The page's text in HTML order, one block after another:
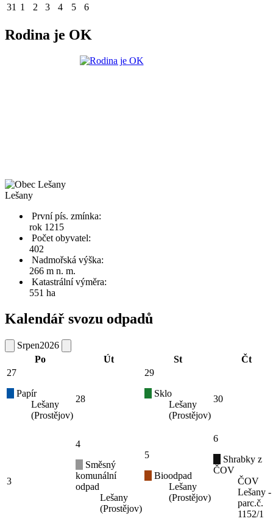
31 1 2 3 4 5 6
Rodina je OK
Lešany
První pís. zmínka:
rok 1215
Počet obyvatel:
402
Nadmořská výška:
266 m n. m.
Katastrální výměra:
551 ha
Kalendář svozu odpadů
Srpen2026
Po
Út St
Čt
27
Papír
Lešany
(Prostějov)
28
29
Sklo
Lešany
(Prostějov)
30
3
4
Směsný
komunální
odpad
Lešany
(Prostějov)
5
Bioodpad
Lešany
(Prostějov)
6
Shrabky z
ČOV
ČOV
Lešany -
parc.č.
1152/1